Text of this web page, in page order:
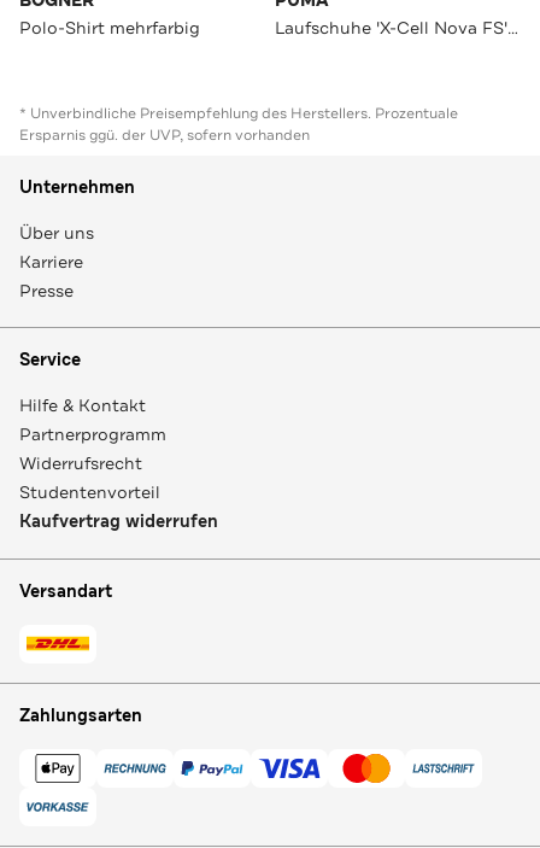
Polo-Shirt mehrfarbig Laufschuhe 'X-Cell Nova FS' anthrazit
* Unverbindliche Preisempfehlung des Herstellers. Prozentuale
Ersparnis ggü. der UVP, sofern vorhanden
Unternehmen
Über uns
Karriere
Presse
Service
Hilfe & Kontakt
Partnerprogramm
Widerrufsrecht
Studentenvorteil
Kaufvertrag widerrufen
Versandart
Zahlungsarten